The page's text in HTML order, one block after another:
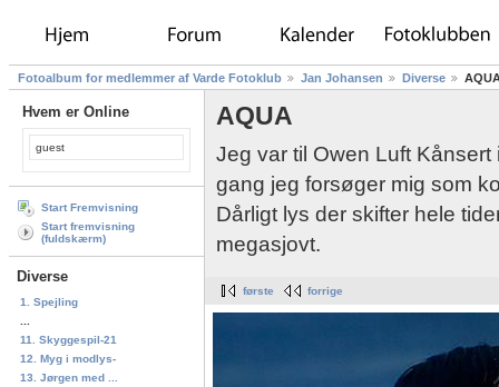
Fotoalbum for medlemmer af Varde Fotoklub Jan Johansen Diverse
Hvem er Online
guest
Start Fremvisning
Start fremvisning
(fuldskærm)
Diverse
1. Spejling
11. Skyggespil-21
12. Myg i modlys-
13. Jørgen med ...
AQUA
Jeg var til Owen Luft
gang jeg forsøger mig som
Dårligt lys der skifter hele
megasjovt.
første forrige